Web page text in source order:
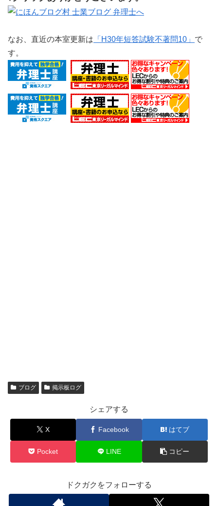
なお、直近の本室更新は 「H30年短答試験不著問10」 で
す。
ブログ 掲示板ログ
シェアする
X Facebook はてブ
Pocket LINE コピー
ドクガクをフォローする